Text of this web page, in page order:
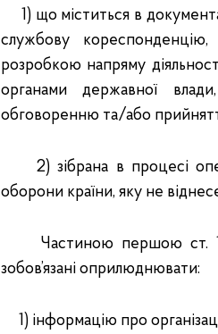
1) що міститься в
службову
розробкою напряму
органами державної
обговоренню та/або
2) зібрана в процесі
оборони країни, яку не
Частиною першою ст. 15
зобов’язані оприлюднювати:
1) інформацію про